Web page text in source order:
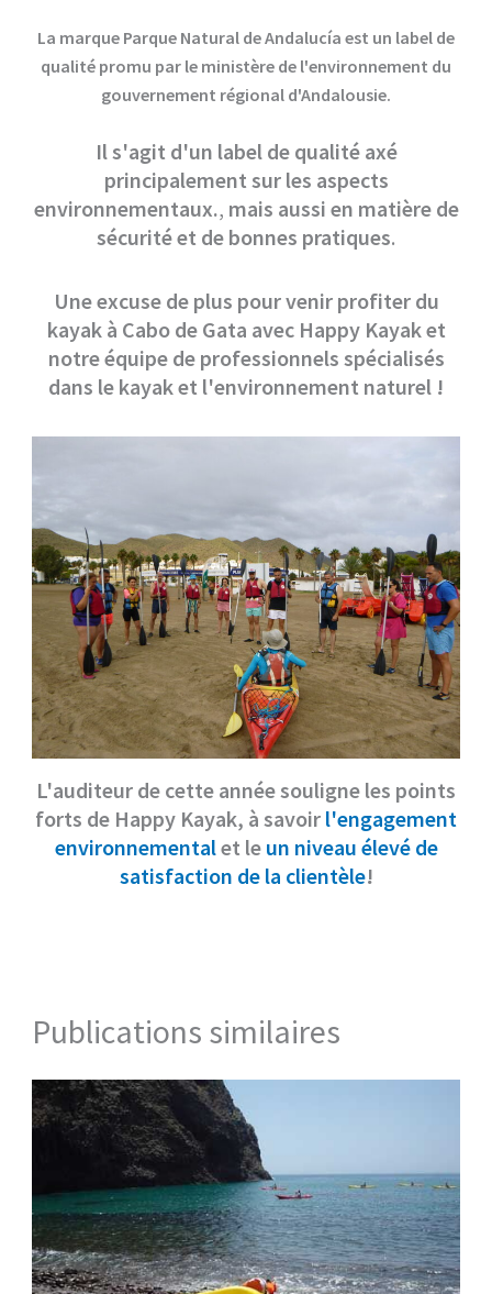
La marque Parque Natural de Andalucía est un label de
qualité promu par le ministère de l'environnement du
gouvernement régional d'Andalousie.
Il s'agit d'un label de qualité axé
principalement sur les aspects
environnementaux., mais aussi en matière de
sécurité et de bonnes pratiques.
Une excuse de plus pour venir profiter du
kayak à Cabo de Gata avec Happy Kayak et
notre équipe de professionnels spécialisés
dans le kayak et l'environnement naturel !
L'auditeur de cette année souligne les points
forts de Happy Kayak, à savoir l'engagement
environnementalet le un niveau élevé de
satisfaction de la clientèle!
Publications similaires